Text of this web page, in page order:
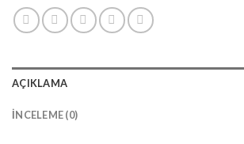
AÇIKLAMA
İNCELEME (0)